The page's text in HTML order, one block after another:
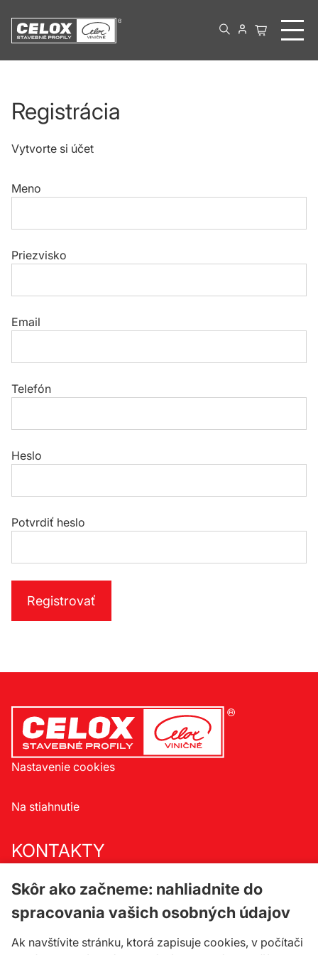
Registrácia
Vytvorte si účet
Meno
Priezvisko
Email
Telefón
Heslo
Potvrdiť heslo
Registrovať
Nastavenie cookies
Na stiahnutie
KONTAKTY
Celox spol. s r.o.
Družstevná 33/a
900 23 Viničné
telefón:+421 33 647 65 73
Skôr ako začneme: nahliadnite do
spracovania vašich osobných údajov
Ak navštívite stránku, ktorá zapisuje cookies, v počítači